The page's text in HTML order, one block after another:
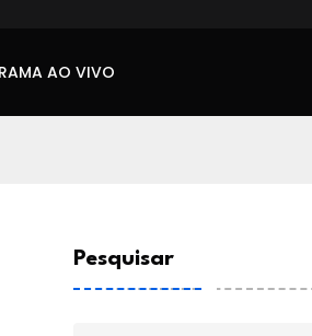
AO VIVO
Pesquisar